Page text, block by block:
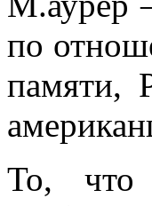
по
памяти,
То, что